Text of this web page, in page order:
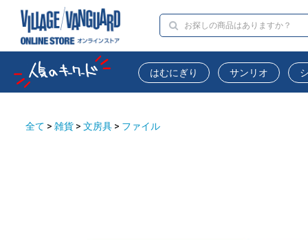
はむにぎり サンリオ
全て > 雑貨 > 文房具 > ファイル